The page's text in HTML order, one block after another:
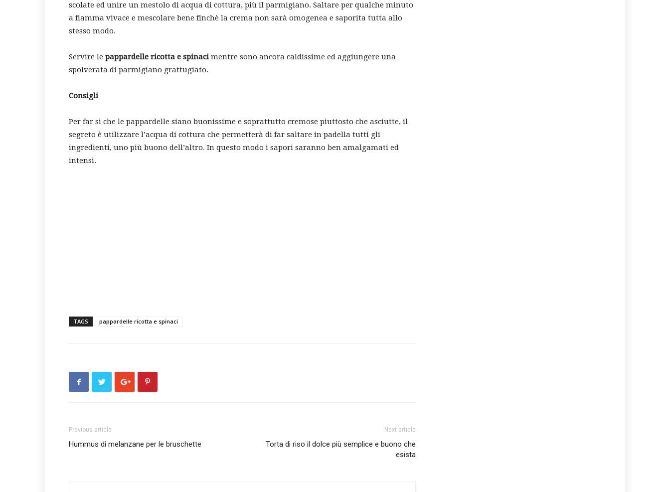
scolate ed unire un mestolo di acqua di cottura, più il parmigiano. Saltare per qualche minuto
a fiamma vivace e mescolare bene finchè la crema non sarà omogenea e saporita tutta allo
stesso modo.
Servire le pappardelle ricotta e spinacimentre sono ancora caldissime ed aggiungere una
spolverata di parmigiano grattugiato.
Consigli
Per far sì che le pappardelle siano buonissime e soprattutto cremose piuttosto che asciutte, il
segreto è utilizzare l’acqua di cottura che permetterà di far saltare in padella tutti gli
ingredienti, uno più buono dell’altro. In questo modo i sapori saranno ben amalgamati ed
intensi.
TAGS pappardelle ricotta e spinaci
Previous article
Hummus di melanzane per le bruschette
Next article
Torta di riso il dolce più semplice e buono che
esista